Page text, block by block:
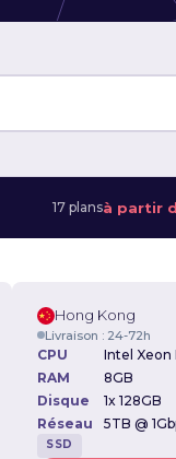
17 plansà partir
Hong Kong
Livraison : 24-72h
CPU
RAM
8GB
Disque
1x 128GB
Réseau
5TB @
SSD